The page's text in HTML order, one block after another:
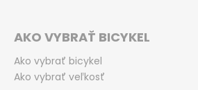
AKO VYBRAŤ BICYKEL
Ako vybrať bicykel
Ako vybrať veľkosť